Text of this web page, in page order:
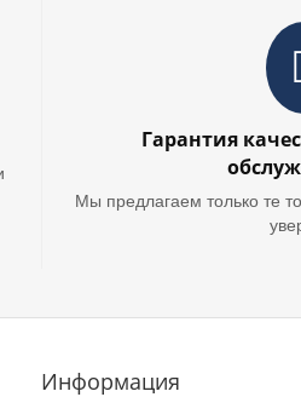
Гарантия
Мы предлагаем только те
Информация